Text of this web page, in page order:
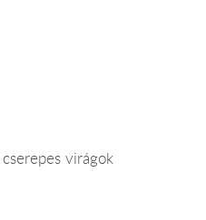
virágok